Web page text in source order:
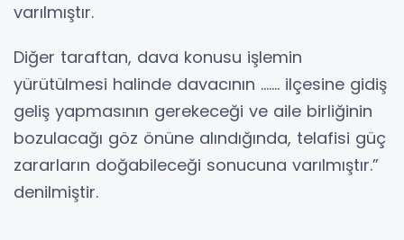
varılmıştır.
Diğer taraftan, dava konusu işlemin
yürütülmesi halinde davacının ……. ilçesine gidiş
geliş yapmasının gerekeceği ve aile birliğinin
bozulacağı göz önüne alındığında, telafisi güç
zararların doğabileceği sonucuna varılmıştır.”
denilmiştir.